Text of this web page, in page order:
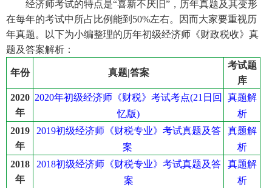
经济师考试的特点是“喜新不厌旧”，历年真题及其变形
在每年的考试中所占比例能到50%左右。因而大家要重视历
年真题。以下为小编整理的历年初级经济师《财政税收》真
题及答案解析：
年份 真题|答案
考试题
库
2020
年
2020年初级经济师《财税》考试考点(21日回
忆版)
真题解
析
2019
年
2019初级经济师《财税专业》考试真题及答
案
真题解
析
2018
年
2018初级经济师《财税专业》考试真题及答
案
真题解
析